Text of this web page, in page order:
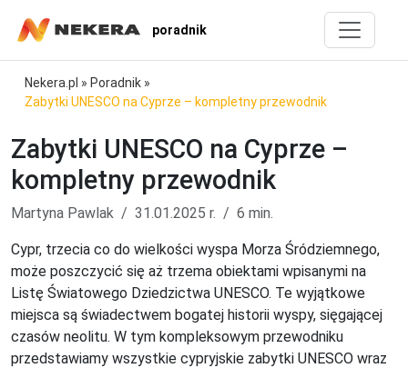
poradnik
Nekera.pl » Poradnik »
Zabytki UNESCO na Cyprze – kompletny przewodnik
Zabytki UNESCO na Cyprze –
kompletny przewodnik
Martyna Pawlak 31.01.2025 r. 6 min.
Cypr, trzecia co do wielkości wyspa Morza Śródziemnego,
może poszczycić się aż trzema obiektami wpisanymi na
Listę Światowego Dziedzictwa UNESCO. Te wyjątkowe
miejsca są świadectwem bogatej historii wyspy, sięgającej
czasów neolitu. W tym kompleksowym przewodniku
przedstawiamy wszystkie cypryjskie zabytki UNESCO wraz